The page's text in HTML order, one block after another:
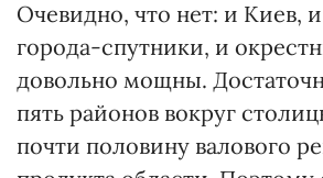
Очевидно, что нет: и Киев,
города-спутники, и
довольно мощны.
пять районов вокруг
почти половину валового